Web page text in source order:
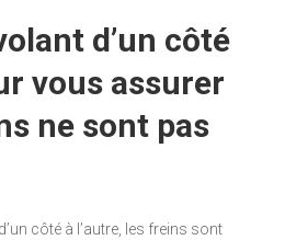
d’un côté
vous assurer
ne sont pas
côté à l’autre, les freins sont